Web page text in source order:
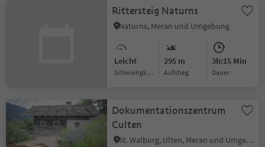
Rittersteig Naturns
Naturns, Meran und Umgebung
Leicht
Schwierigkeitsgrad
295 m
Aufstieg
3h:15 Min
Dauer
Dokumentationszentrum
Culten
St. Walburg, Ulten, Meran und Umgebung